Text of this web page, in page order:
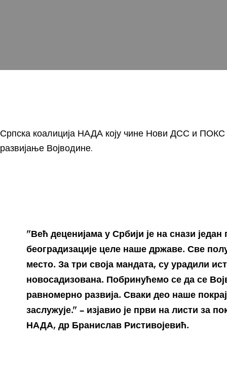
Српска коалиција НАДА коју чине Нови ДСС и
развијање Војводине.
”Већ деценијама у Србији је на снази
београдизације целе наше државе. Све
место. За три своја мандата, су урадили
новосадизована. Побринућемо се да се
равномерно развија. Сваки део наше
заслужује.” – изјавио је први на листи за
НАДА, др Бранислав Ристивојевић.